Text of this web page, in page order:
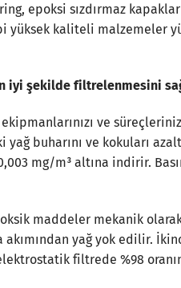
epoksi sızdırmaz
yüksek kaliteli malzemeler
iyi şekilde filtrelenmesini
ekipmanlarınızı ve
yağ buharını ve kokuları
mg/m³ altına indirir.
maddeler mekanik
akımından yağ yok edilir.
filtrede %98